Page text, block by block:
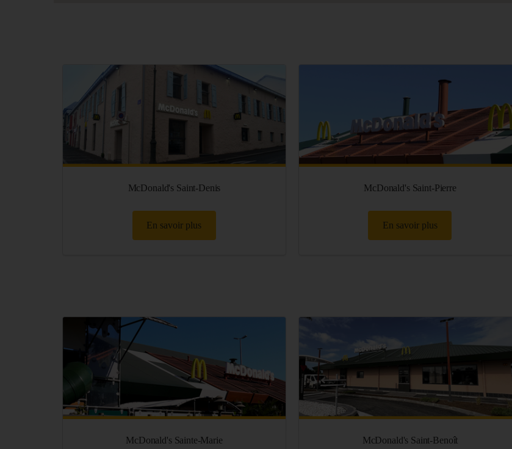
McDonald's Saint-Denis
En savoir plus
McDonald's Saint-Pierre
En savoir plus
McDonald's Sainte-Marie McDonald's Saint-Benoît